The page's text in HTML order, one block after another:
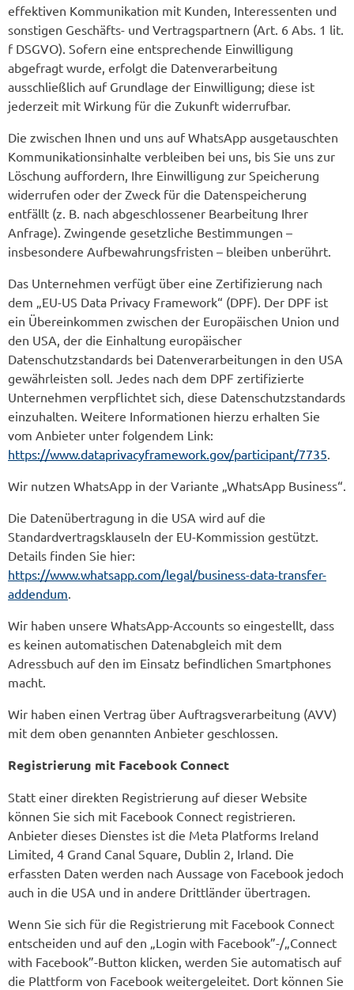
effektiven Kommunikation mit Kunden, Interessenten und
sonstigen Geschäfts- und Vertragspartnern (Art. 6 Abs. 1 lit.
f DSGVO). Sofern eine entsprechende Einwilligung
abgefragt wurde, erfolgt die Datenverarbeitung
ausschließlich auf Grundlage der Einwilligung; diese ist
jederzeit mit Wirkung für die Zukunft widerrufbar.
Die zwischen Ihnen und uns auf WhatsApp ausgetauschten
Kommunikationsinhalte verbleiben bei uns, bis Sie uns zur
Löschung auffordern, Ihre Einwilligung zur Speicherung
widerrufen oder der Zweck für die Datenspeicherung
entfällt (z. B. nach abgeschlossener Bearbeitung Ihrer
Anfrage). Zwingende gesetzliche Bestimmungen –
insbesondere Aufbewahrungsfristen – bleiben unberührt.
Das Unternehmen verfügt über eine Zertifizierung nach
dem „EU-US Data Privacy Framework“ (DPF). Der DPF ist
ein Übereinkommen zwischen der Europäischen Union und
den USA, der die Einhaltung europäischer
Datenschutzstandards bei Datenverarbeitungen in den USA
gewährleisten soll. Jedes nach dem DPF zertifizierte
Unternehmen verpflichtet sich, diese Datenschutzstandards
einzuhalten. Weitere Informationen hierzu erhalten Sie
vom Anbieter unter folgendem Link:
https://www.dataprivacyframework.gov/participant/7735.
Wir nutzen WhatsApp in der Variante „WhatsApp Business“.
Die Datenübertragung in die USA wird auf die
Standardvertragsklauseln der EU-Kommission gestützt.
Details finden Sie hier:
https://www.whatsapp.com/legal/business-data-transfer-
addendum.
Wir haben unsere WhatsApp-Accounts so eingestellt, dass
es keinen automatischen Datenabgleich mit dem
Adressbuch auf den im Einsatz befindlichen Smartphones
macht.
Wir haben einen Vertrag über Auftragsverarbeitung (AVV)
mit dem oben genannten Anbieter geschlossen.
Registrierung mit Facebook Connect
Statt einer direkten Registrierung auf dieser Website
können Sie sich mit Facebook Connect registrieren.
Anbieter dieses Dienstes ist die Meta Platforms Ireland
Limited, 4 Grand Canal Square, Dublin 2, Irland. Die
erfassten Daten werden nach Aussage von Facebook jedoch
auch in die USA und in andere Drittländer übertragen.
Wenn Sie sich für die Registrierung mit Facebook Connect
entscheiden und auf den „Login with Facebook”-/„Connect
with Facebook”-Button klicken, werden Sie automatisch auf
die Plattform von Facebook weitergeleitet. Dort können Sie